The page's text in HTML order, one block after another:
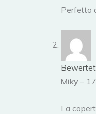
Perfetto
Miky –
La